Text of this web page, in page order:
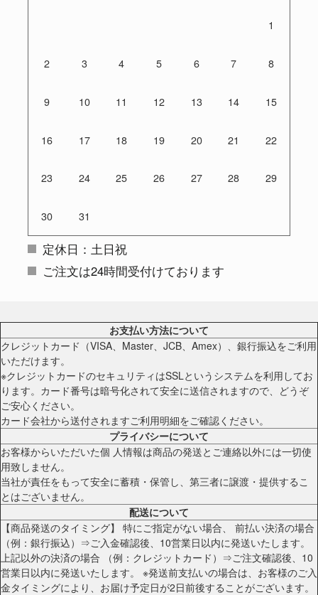
1
2 3 4 5 6 7 8
9 10 11 12 13 14 15
16 17 18 19 20 21 22
23 24 25 26 27 28 29
30 31
定休日：土日祝
ご注文は24時間受付けております
お支払い方法について
クレジットカード（VISA、Master、JCB、Amex）、銀行振込をご利用
いただけます。
※クレジットカードのセキュリティはSSLというシステムを利用してお
ります。カード番号は暗号化されて安全に送信されますので、どうぞ
ご安心ください。
カード会社から送付されますご利用明細をご確認ください。
プライバシーについて
お客様からいただいた個 人情報は商品の発送とご連絡以外には一切使
用致しません。
当社が責任をもって安全に蓄積・保管し、第三者に譲渡・提供するこ
とはございません。
配送について
【商品発送のタイミング】 特にご指定がない場合、 前払い決済の場合
（例：銀行振込）⇒ご入金確認後、10営業日以内に発送いたします。
上記以外の決済の場合 （例：クレジットカード）⇒ご注文確認後、10
営業日以内に発送いたします。 ※発送前支払いの場合は、お客様のご入
金タイミングにより、お届け予定日が2日前後することがございます。